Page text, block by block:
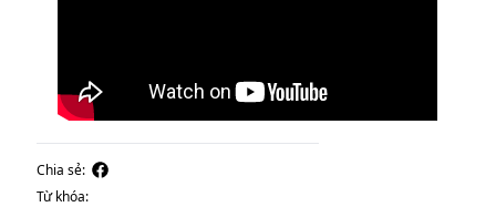
Chia sẻ:
Từ khóa: